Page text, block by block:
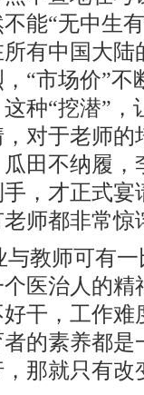
能“无中生
有中国大
“市场价”不
种“挖潜”
对于老师的
田不纳履，
，才正式
师都非常
与教师可有
医治人的
干，工作
的素养都
，那就只有改